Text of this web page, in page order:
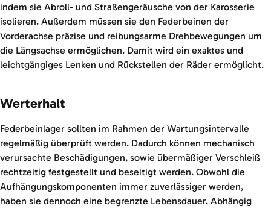
indem sie Abroll- und Straßengeräusche von der Karosserie
isolieren. Außerdem müssen sie den Federbeinen der
Vorderachse präzise und reibungsarme Drehbewegungen um
die Längsachse ermöglichen. Damit wird ein exaktes und
leichtgängiges Lenken und Rückstellen der Räder ermöglicht.
Werterhalt
Federbeinlager sollten im Rahmen der Wartungsintervalle
regelmäßig überprüft werden. Dadurch können mechanisch
verursachte Beschädigungen, sowie übermäßiger Verschleiß
rechtzeitig festgestellt und beseitigt werden. Obwohl die
Aufhängungskomponenten immer zuverlässiger werden,
haben sie dennoch eine begrenzte Lebensdauer. Abhängig